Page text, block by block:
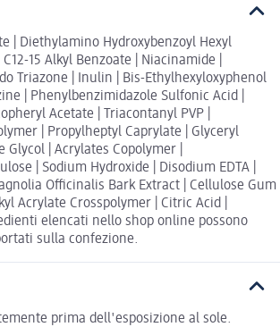
| Diethylamino Hydroxybenzoyl Hexyl
15 Alkyl Benzoate | Niacinamide |
Triazone | Inulin | Bis-Ethylhexyloxyphenol
| Phenylbenzimidazole Sulfonic Acid |
Acetate | Triacontanyl PVP |
| Propylheptyl Caprylate | Glyceryl
| Acrylates Copolymer |
| Sodium Hydroxide | Disodium EDTA |
Officinalis Bark Extract | Cellulose Gum
Acrylate Crosspolymer | Citric Acid |
elencati nello shop online possono
sulla confezione.
prima dell'esposizione al sole.